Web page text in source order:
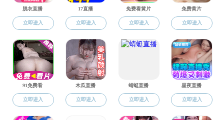
科研通知
RESEARCH NOTICE
科研通知